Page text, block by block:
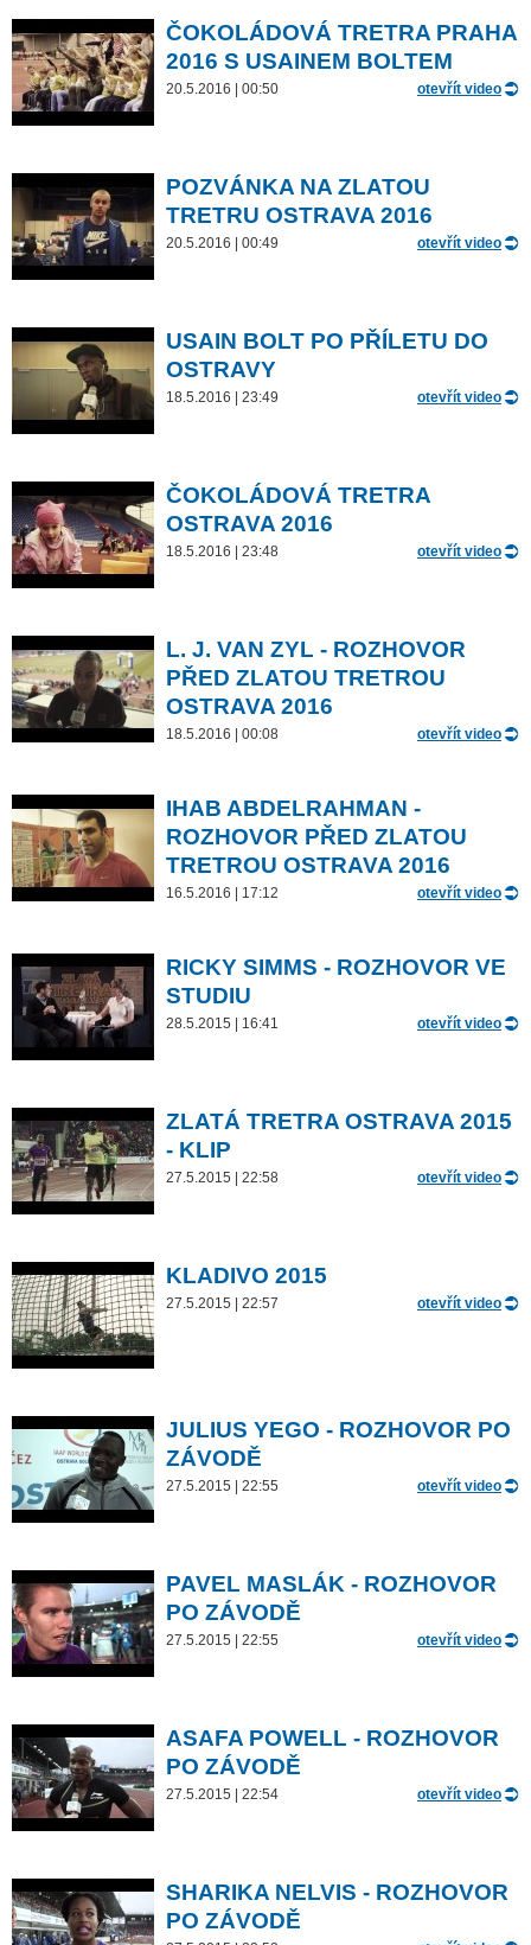
ČOKOLÁDOVÁ TRETRA PRAHA
2016 S USAINEM BOLTEM
20.5.2016 | 00:50 otevřít video
POZVÁNKA NA ZLATOU
TRETRU OSTRAVA 2016
20.5.2016 | 00:49 otevřít video
USAIN BOLT PO PŘÍLETU DO
OSTRAVY
18.5.2016 | 23:49 otevřít video
ČOKOLÁDOVÁ TRETRA
OSTRAVA 2016
18.5.2016 | 23:48 otevřít video
L. J. VAN ZYL - ROZHOVOR
PŘED ZLATOU TRETROU
OSTRAVA 2016
18.5.2016 | 00:08 otevřít video
IHAB ABDELRAHMAN -
ROZHOVOR PŘED ZLATOU
TRETROU OSTRAVA 2016
16.5.2016 | 17:12 otevřít video
RICKY SIMMS - ROZHOVOR VE
STUDIU
28.5.2015 | 16:41 otevřít video
ZLATÁ TRETRA OSTRAVA 2015
- KLIP
27.5.2015 | 22:58 otevřít video
KLADIVO 2015
27.5.2015 | 22:57 otevřít video
JULIUS YEGO - ROZHOVOR PO
ZÁVODĚ
27.5.2015 | 22:55 otevřít video
PAVEL MASLÁK - ROZHOVOR
PO ZÁVODĚ
27.5.2015 | 22:55 otevřít video
ASAFA POWELL - ROZHOVOR
PO ZÁVODĚ
27.5.2015 | 22:54 otevřít video
SHARIKA NELVIS - ROZHOVOR
PO ZÁVODĚ